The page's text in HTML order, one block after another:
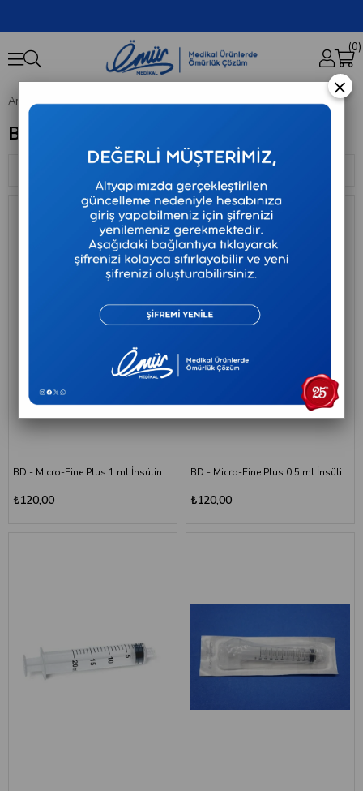
0
Anasayfa BD
BD
Filtreleme
BD - Micro-Fine Plus 1 ml İnsülin Enjektörü - 30G - 0,30 x 8 mm - 10'lu
₺120,00
BD - Micro-Fine Plus 0.5 ml İnsülin Enjektörü - 30G - 0,30 x 8 mm - 10'lu
₺120,00
×